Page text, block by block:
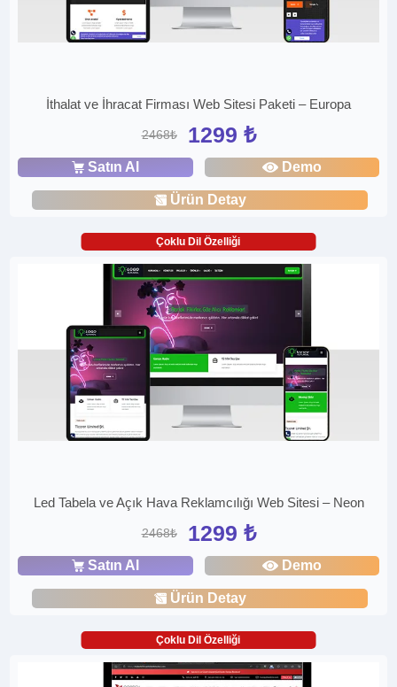
İthalat ve İhracat Firması Web Sitesi Paketi – Europa
2468₺ 1299 ₺
Satın Al Demo
Ürün Detay
Çoklu Dil Özelliği
Led Tabela ve Açık Hava Reklamcılığı Web Sitesi – Neon
2468₺ 1299 ₺
Satın Al Demo
Ürün Detay
Çoklu Dil Özelliği